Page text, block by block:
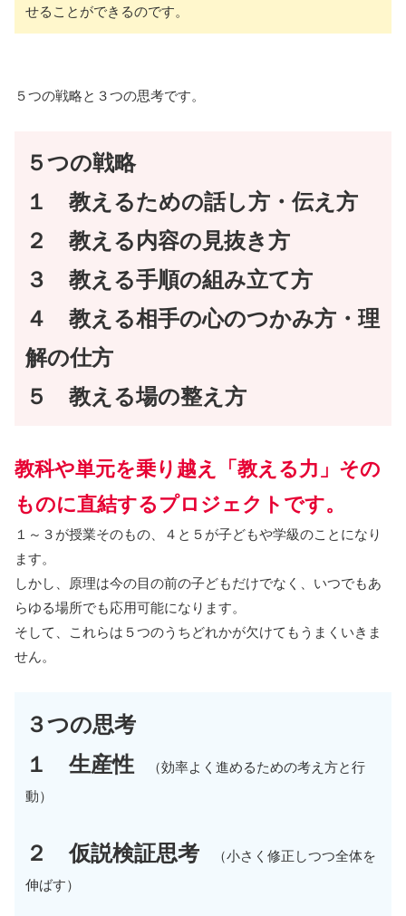
せることができるのです。
５つの戦略と３つの思考です。
５つの戦略
１ 教えるための話し方・伝え方
２ 教える内容の見抜き方
３ 教える手順の組み立て方
４ 教える相手の心のつかみ方・理
解の仕方
５ 教える場の整え方
教科や単元を乗り越え「教える力」その
ものに直結するプロジェクトです。
１～３が授業そのもの、４と５が子どもや学級のことになり
ます。
しかし、原理は今の目の前の子どもだけでなく、いつでもあ
らゆる場所でも応用可能になります。
そして、これらは５つのうちどれかが欠けてもうまくいきま
せん。
３つの思考
１ 生産性 （効率よく進めるための考え方と行
動）
２ 仮説検証思考 （小さく修正しつつ全体を
伸ばす）